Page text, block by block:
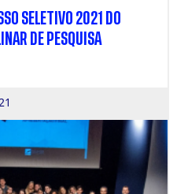
SELETIVO 2021 DO
DE PESQUISA